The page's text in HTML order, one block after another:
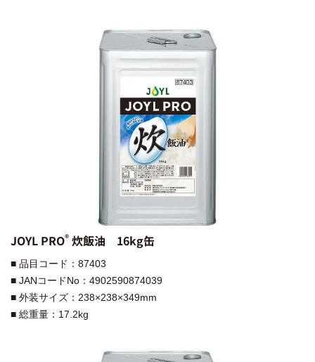
JOYL PRO®︎ 炊飯油 16kg缶
■ 品目コード：87403
■ JANコードNo：4902590874039
■ 外装サイズ：238×238×349mm
■ 総重量：17.2kg